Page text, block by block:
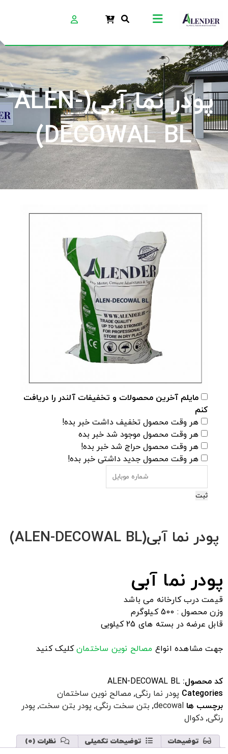
پودر نما آبی(ALEN-
DECOWAL BL)
مایلم آخرین محصولات و تخفیفات آلندر را دریافت
کنم
هر وقت محصول تخفیف داشت خبر بده!
هر وقت محصول موجود شد خبر بده
هر وقت محصول حراج شد خبر بده!
هر وقت محصول جدید داشتی خبر بده!
ثبت
پودر نما آبی(ALEN-DECOWAL BL)
پودر نما آبی
قیمت درب کارخانه می باشد
وزن محصول : 500 کیلوگرم
قابل عرضه در بسته های 25 کیلویی
جهت مشاهده انواع مصالح نوین ساختمانکلیک کنید
کد محصول: ALEN-DECOWAL BL
Categories پودر نما رنگی, مصالح نوین ساختمان
برچسب ها decowal
, بتن سخت رنگی, پودر بتن سخت, پودر
رنگی, دکوال
توضیحات توضیحات تکمیلی نظرات (0)